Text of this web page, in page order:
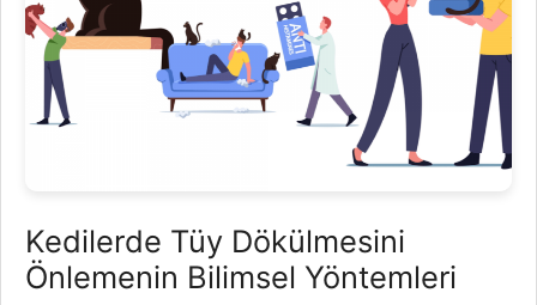
Kedilerde Tüy Dökülmesini
Önlemenin Bilimsel Yöntemleri